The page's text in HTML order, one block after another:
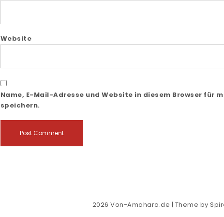
Website
Name, E-Mail-Adresse und Website in diesem Browser für
speichern.
2026 Von-Amahara.de | Theme by